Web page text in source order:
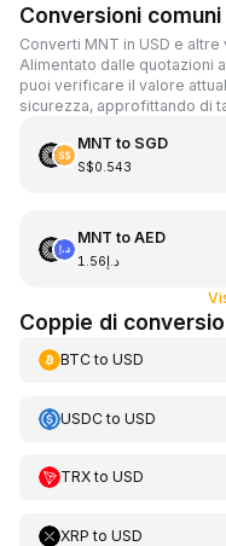
Conversioni comuni
Converti MNT in USD e
Alimentato dalle quotazioni
puoi verificare il valore
sicurezza, approfittando di
MNT to SGD
S$0.543
MNT to AED
د.إ1.56
Coppie di
BTCto USD
USDCto USD
TRXto USD
XRP to USD